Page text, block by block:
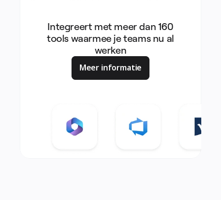
Integreert met meer dan 160
tools waarmee je teams nu al
werken
Meer informatie